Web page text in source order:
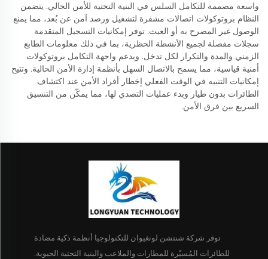
واسعة مصممة للتكامل السلس في البنية التحتية للأمن الحالي. يتضمن
النظام بروتوكولات اتصالات مشفرة لتشغيل ورصد آمن عن بُعد، مما يمنع
الوصول غير المصرح به أو العبث. توفر إمكانيات التسجيل المتقدمة
سجلات مفصلة لجميع الأنشطة الحظرية، بما في ذلك معلومات الطابع
الزمني والمدة والتكرار لكل تدخل. ويدعم واجهة التكامل بروتوكولات
أمنية قياسية، مما يسمح بالاتصال السهل بأنظمة إدارة الأمن الحالية. وتتيح
إمكانيات التنبيه في الوقت الفعلي إخطار أفراد الأمن عند اكتشاف
الطائرات بدون طيار وبدء عمليات التصدي لها، مما يمكّن من التنسيق
السريع بين فرق الأمن.
توفر شركة شنتشن لونغيوان للتكنولوجيا أنظمة ذكية مضادة
للطائرات المُسيّرة للمطارات والملاعب والبنية التحتية الحيوية.